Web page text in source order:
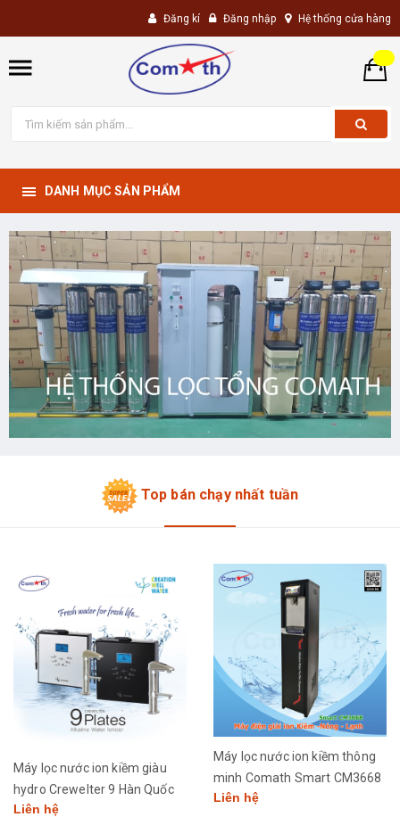
Đăng kí Đăng nhập Hệ thống cửa hàng
DANH MỤC SẢN PHẨM
Top bán chạy nhất tuần
Máy lọc nước ion kiềm giàu
hydro Crewelter 9 Hàn Quốc
Liên hệ
Máy lọc nước ion kiềm thông
minh Comath Smart CM3668
Liên hệ